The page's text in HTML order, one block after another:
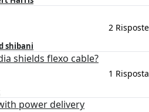
2 Risposte
shibani
shields flexo cable?
1 Risposta
power delivery